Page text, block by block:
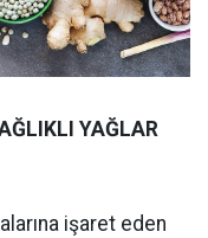
YAĞLAR
işaret eden